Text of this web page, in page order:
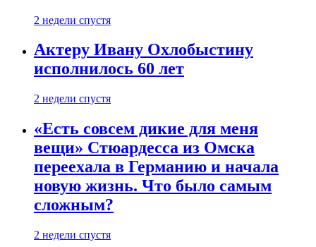
2 недели спустя
Актеру Ивану Охлобыстину
исполнилось 60 лет
2 недели спустя
«Есть совсем дикие для меня
вещи» Стюардесса из Омска
переехала в Германию и начала
новую жизнь. Что было самым
сложным?
2 недели спустя